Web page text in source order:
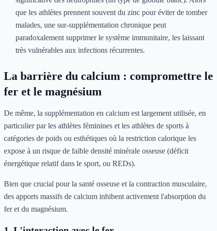
que les athlètes prennent souvent du zinc pour éviter de tomber
malades, une sur-supplémentation chronique peut
paradoxalement supprimer le système immunitaire, les laissant
très vulnérables aux infections récurrentes.
La barrière du calcium : compromettre le
fer et le magnésium
De même, la supplémentation en calcium est largement utilisée, en
particulier par les athlètes féminines et les athlètes de sports à
catégories de poids ou esthétiques où la restriction calorique les
expose à un risque de faible densité minérale osseuse (déficit
énergétique relatif dans le sport, ou REDs).
Bien que crucial pour la santé osseuse et la contraction musculaire,
des apports massifs de calcium inhibent activement l'absorption du
fer et du magnésium.